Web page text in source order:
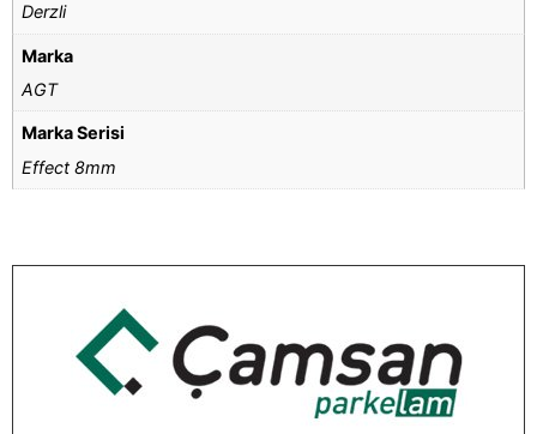
Derzli
Marka
AGT
Marka Serisi
Effect 8mm